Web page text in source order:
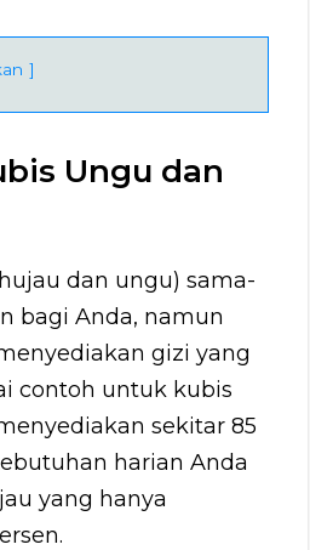
Ungu dan
dan ungu) sama-
bagi Anda, namun
gizi yang
contoh untuk kubis
sekitar 85
harian Anda
yang hanya